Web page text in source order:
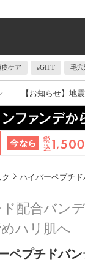
ケア eGIFT 毛穴
【お知らせ】 地
ハイパーペプチ
配合バン
ハリ肌へ
ペプチドバ